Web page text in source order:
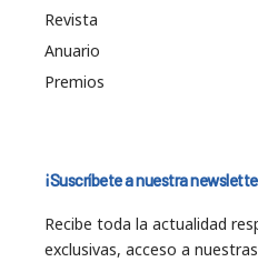
Revista
Anuario
Premios
¡Suscríbete a nuestra
Recibe toda la actualidad
exclusivas, acceso a